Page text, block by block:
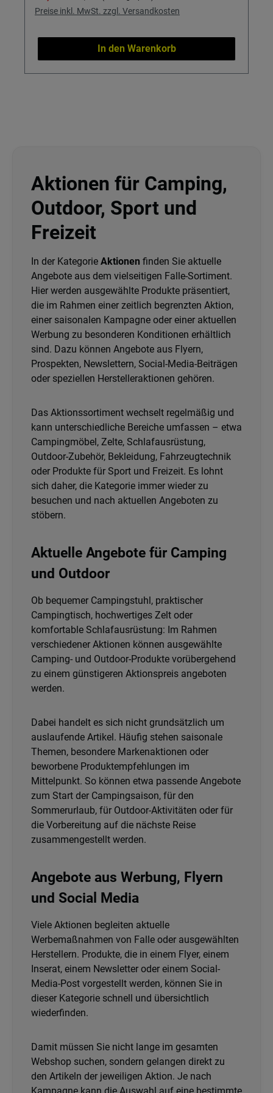
Preise inkl. MwSt. zzgl. Versandkosten
In den Warenkorb
Aktionen für Camping,
Outdoor, Sport und
Freizeit
In der Kategorie Aktionen finden Sie aktuelle
Angebote aus dem vielseitigen Falle-Sortiment.
Hier werden ausgewählte Produkte präsentiert,
die im Rahmen einer zeitlich begrenzten Aktion,
einer saisonalen Kampagne oder einer aktuellen
Werbung zu besonderen Konditionen erhältlich
sind. Dazu können Angebote aus Flyern,
Prospekten, Newslettern, Social-Media-Beiträgen
oder speziellen Herstelleraktionen gehören.
Das Aktionssortiment wechselt regelmäßig und
kann unterschiedliche Bereiche umfassen – etwa
Campingmöbel, Zelte, Schlafausrüstung,
Outdoor-Zubehör, Bekleidung, Fahrzeugtechnik
oder Produkte für Sport und Freizeit. Es lohnt
sich daher, die Kategorie immer wieder zu
besuchen und nach aktuellen Angeboten zu
stöbern.
Aktuelle Angebote für Camping
und Outdoor
Ob bequemer Campingstuhl, praktischer
Campingtisch, hochwertiges Zelt oder
komfortable Schlafausrüstung: Im Rahmen
verschiedener Aktionen können ausgewählte
Camping- und Outdoor-Produkte vorübergehend
zu einem günstigeren Aktionspreis angeboten
werden.
Dabei handelt es sich nicht grundsätzlich um
auslaufende Artikel. Häufig stehen saisonale
Themen, besondere Markenaktionen oder
beworbene Produktempfehlungen im
Mittelpunkt. So können etwa passende Angebote
zum Start der Campingsaison, für den
Sommerurlaub, für Outdoor-Aktivitäten oder für
die Vorbereitung auf die nächste Reise
zusammengestellt werden.
Angebote aus Werbung, Flyern
und Social Media
Viele Aktionen begleiten aktuelle
Werbemaßnahmen von Falle oder ausgewählten
Herstellern. Produkte, die in einem Flyer, einem
Inserat, einem Newsletter oder einem Social-
Media-Post vorgestellt werden, können Sie in
dieser Kategorie schnell und übersichtlich
wiederfinden.
Damit müssen Sie nicht lange im gesamten
Webshop suchen, sondern gelangen direkt zu
den Artikeln der jeweiligen Aktion. Je nach
Kampagne kann die Auswahl auf eine bestimmte